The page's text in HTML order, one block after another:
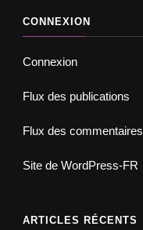
CONNEXION
Connexion
Flux des publications
Flux des commentaires
Site de WordPress-FR
ARTICLES RÉCENTS